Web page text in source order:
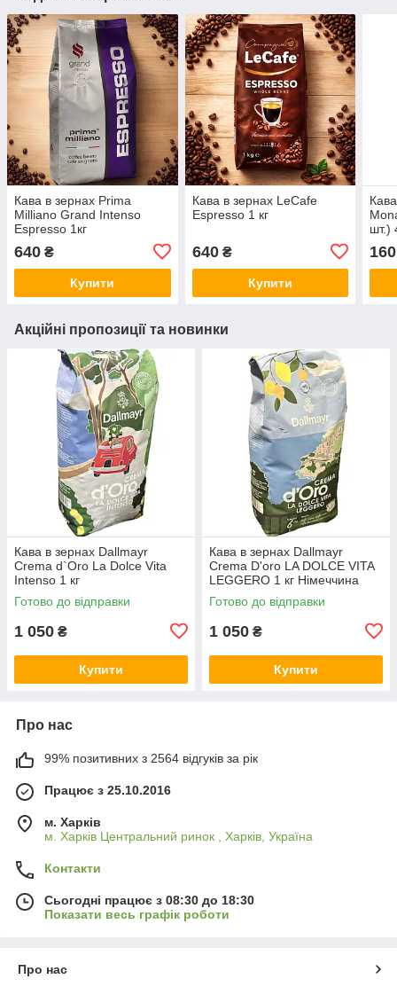
Кава в зернах Prima
Milliano Grand Intenso
Espresso 1кг
640 ₴
Купити
Кава в зернах LеCafe
Espresso 1 кг
640₴
Купити
шт.)
160
Акційні пропозиції та новинки
Кава в зернах Dallmayr
Crema d`Oro La Dolce Vita
Intenso 1 кг
Готово до відправки
1 050 ₴
Купити
Кава в зернах Dallmayr
Crema D'oro LA DOLCE VITA
LEGGERO 1 кг Німеччина
Готово до відправки
1 050 ₴
Купити
Про нас
99% позитивних з 2564 відгуків за рік
Працює з 25.10.2016
м. Харків
м. Харків Центральний ринок , Харків, Україна
Контакти
Сьогодні працює з 08:30 до 18:30
Показати весь графік роботи
Про нас